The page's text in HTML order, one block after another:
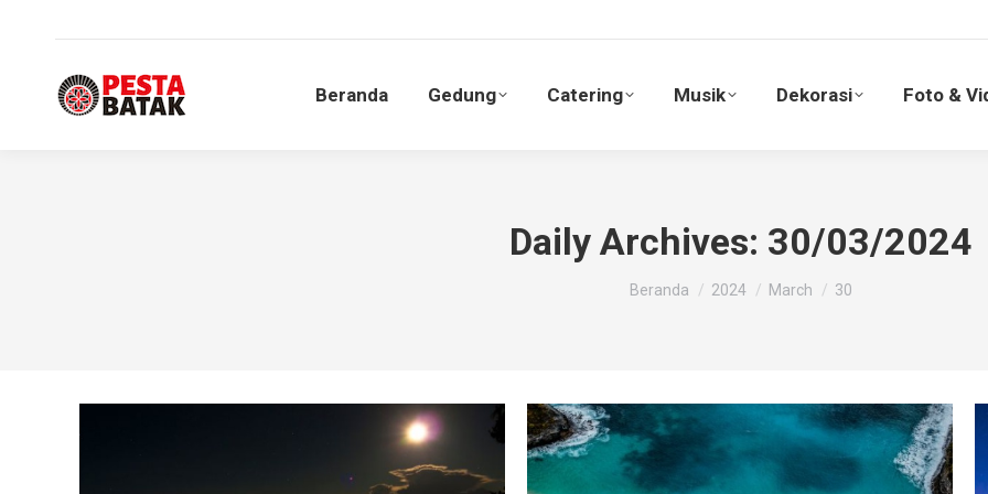
Beranda Gedung Catering Musik Dekorasi Foto &
Daily Archives: 30/03/2024
You are here:
Beranda 2024 March 30
Beranda Gedung Catering Musik Dekorasi Foto &